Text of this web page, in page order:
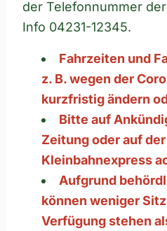
der Telefonnummer
Info 04231-12345.
Fahrzeiten und
z. B. wegen der
kurzfristig ändern
Bitte auf
Zeitung oder auf
Kleinbahnexpress
Aufgrund
können weniger
Verfügung stehen